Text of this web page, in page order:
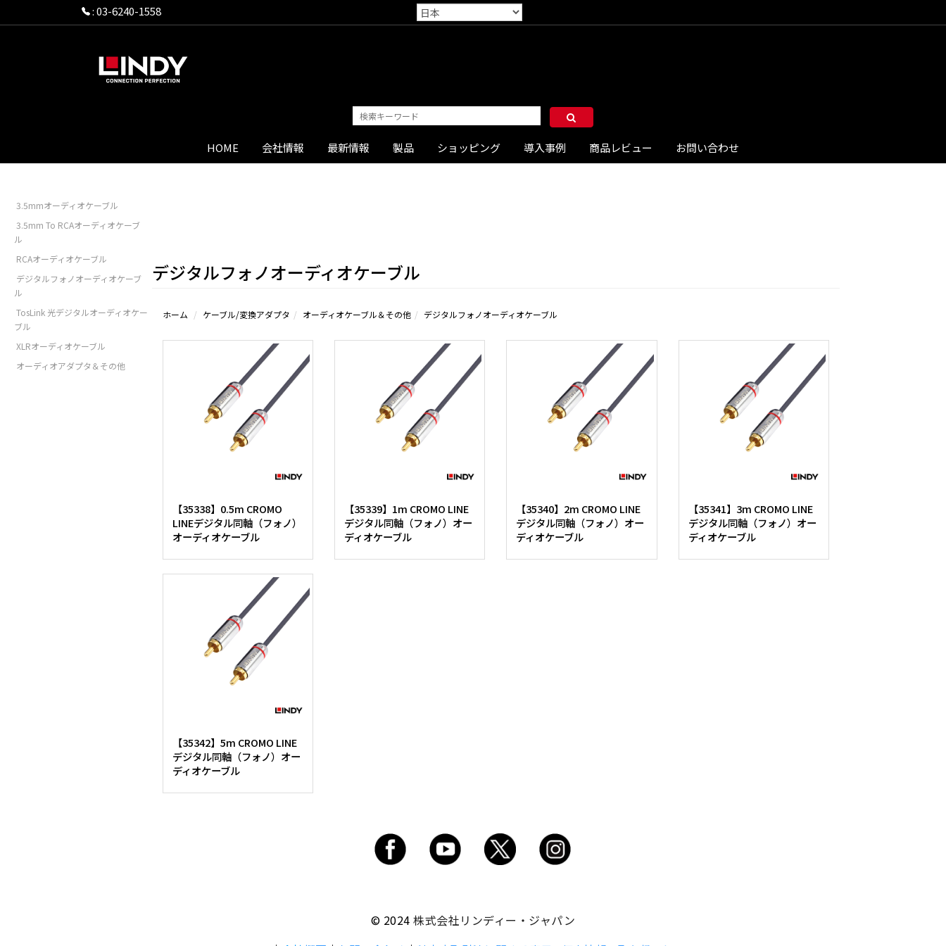
:03-6240-1558
HOME 会社情報 最新情報 製品 ショッピング 導入事例 商品レビュー お問い合わせ
3.5mmオーディオケーブル
3.5mm To RCAオーディオケーブ
ル
RCAオーディオケーブル
デジタルフォノオーディオケーブ
ル
TosLink 光デジタルオーディオケー
ブル
XLRオーディオケーブル
オーディオアダプタ＆その他
デジタルフォノオーディオケーブル
ホーム ケーブル/変換アダプタ オーディオケーブル＆その他 デジタルフォノオーディオケーブル
【35338】0.5m CROMO
LINEデジタル同軸（フォノ）
オーディオケーブル
【35339】1m CROMO LINE
デジタル同軸（フォノ）オー
ディオケーブル
【35340】2m CROMO LINE
デジタル同軸（フォノ）オー
ディオケーブル
【35341】3m CROMO LINE
デジタル同軸（フォノ）オー
ディオケーブル
【35342】5m CROMO LINE
デジタル同軸（フォノ）オー
ディオケーブル
© 2024株式会社リンディー・ジャパン